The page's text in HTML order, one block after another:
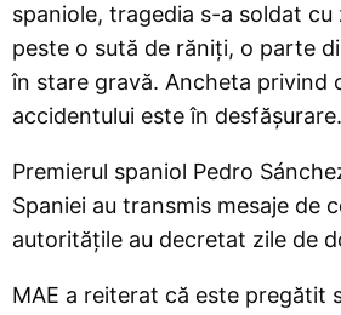
spaniole, tragedia s-a soldat
peste o sută de răniți, o parte
în stare gravă. Ancheta privind
accidentului este în desfășurare.
Premierul spaniol Pedro
Spaniei au transmis mesaje de
autoritățile au decretat zile de
MAE a reiterat că este pregătit